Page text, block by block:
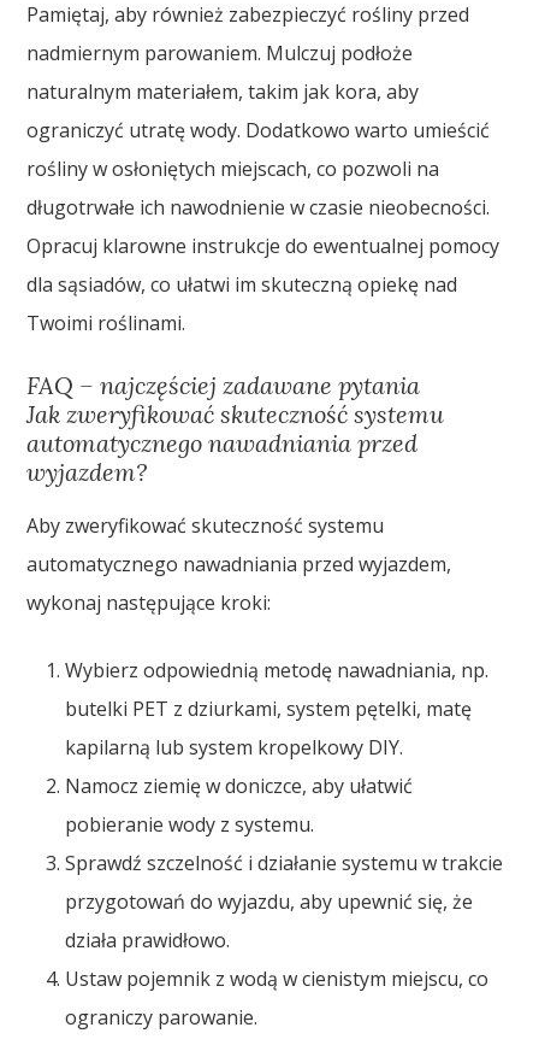
Pamiętaj, aby również zabezpieczyć rośliny przed
nadmiernym parowaniem. Mulczuj podłoże
naturalnym materiałem, takim jak kora, aby
ograniczyć utratę wody. Dodatkowo warto umieścić
rośliny w osłoniętych miejscach, co pozwoli na
długotrwałe ich nawodnienie w czasie nieobecności.
Opracuj klarowne instrukcje do ewentualnej pomocy
dla sąsiadów, co ułatwi im skuteczną opiekę nad
Twoimi roślinami.
FAQ – najczęściej zadawane pytania
Jak zweryfikować skuteczność systemu
automatycznego nawadniania przed
wyjazdem?
Aby zweryfikować skuteczność systemu
automatycznego nawadniania przed wyjazdem,
wykonaj następujące kroki:
Wybierz odpowiednią metodę nawadniania, np.
butelki PET z dziurkami, system pętelki, matę
kapilarną lub system kropelkowy DIY.
Namocz ziemię w doniczce, aby ułatwić
pobieranie wody z systemu.
Sprawdź szczelność i działanie systemu w trakcie
przygotowań do wyjazdu, aby upewnić się, że
działa prawidłowo.
Ustaw pojemnik z wodą w cienistym miejscu, co
ograniczy parowanie.